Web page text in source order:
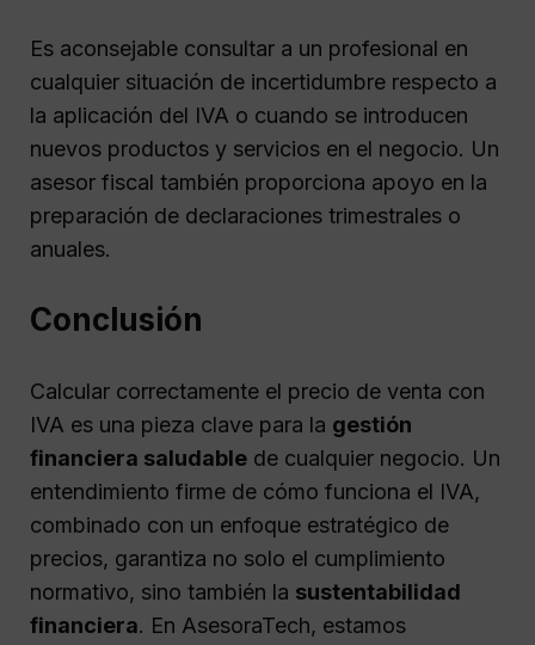
Es aconsejable consultar a un profesional en
cualquier situación de incertidumbre respecto a
la aplicación del IVA o cuando se introducen
nuevos productos y servicios en el negocio. Un
asesor fiscal también proporciona apoyo en la
preparación de declaraciones trimestrales o
anuales.
Conclusión
Calcular correctamente el precio de venta con
IVA es una pieza clave para la gestión
financiera saludable de cualquier negocio. Un
entendimiento firme de cómo funciona el IVA,
combinado con un enfoque estratégico de
precios, garantiza no solo el cumplimiento
normativo, sino también la sustentabilidad
financiera. En AsesoraTech, estamos